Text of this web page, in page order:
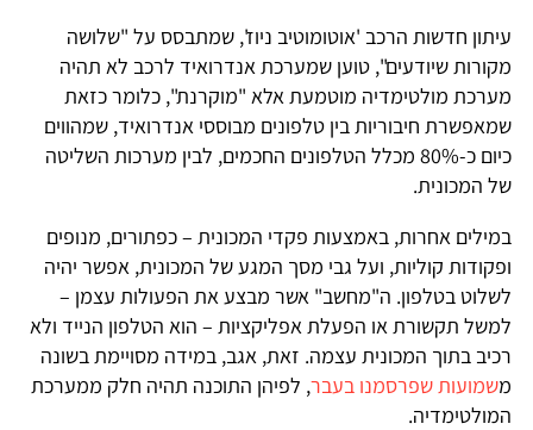
עיתון חדשות הרכב 'אוטומוטיב ניוז', שמתבסס על "שלושה
מקורות שיודעים", טוען שמערכת אנדרואיד לרכב לא תהיה
מערכת מולטימדיה מוטמעת אלא "מוקרנת", כלומר כזאת
שמאפשרת חיבוריות בין טלפונים מבוססי אנדרואיד, שמהווים
כיום כ-80% מכלל הטלפונים החכמים, לבין מערכות השליטה
של המכונית.
במילים אחרות, באמצעות פקדי המכונית – כפתורים, מנופים
ופקודות קוליות, ועל גבי מסך המגע של המכונית, אפשר יהיה
לשלוט בטלפון. ה"מחשב" אשר מבצע את הפעולות עצמן –
למשל תקשורת או הפעלת אפליקציות – הוא הטלפון הנייד ולא
רכיב בתוך המכונית עצמה. זאת, אגב, במידה מסויימת בשונה
משמועות שפרסמנו בעבר, לפיהן התוכנה תהיה חלק ממערכת
המולטימדיה.